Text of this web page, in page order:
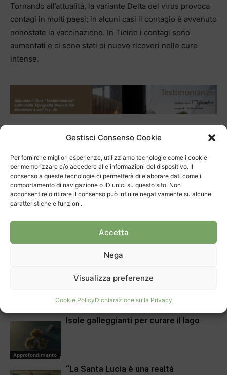
Gestisci Consenso Cookie
Per fornire le migliori esperienze, utilizziamo tecnologie come i cookie
per memorizzare e/o accedere alle informazioni del dispositivo. Il
consenso a queste tecnologie ci permetterà di elaborare dati come il
comportamento di navigazione o ID unici su questo sito. Non
acconsentire o ritirare il consenso può influire negativamente su alcune
caratteristiche e funzioni.
Accetta
Nega
Visualizza preferenze
Cookie PolicyDichiarazione sulla Privacy
Tornando all’attualità, la variante Delta del virus provoca
contagi in molti paesi; in alcuni casi il contagio è avvenuto
nonostate la vaccinazione. In Ticino i contagi sono
aumentati e ci sono stati di nuovo ricoveri nelle cure
intense.
medici strage
Approfondimento
Isole galleggianti per curare il lago
“La Santa Lucia è una realtà